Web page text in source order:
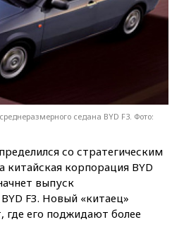
седана BYD F3. Фото:
со стратегическим
корпорация BYD
выпуск
F3. Новый «китаец»
где его поджидают более